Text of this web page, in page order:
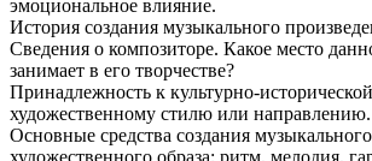
эмоциональное влияние.
История создания музыкального
Сведения о композиторе. Какое место
занимает в его творчестве?
Принадлежность к культурно-
художественному стилю или направлению.
Основные средства создания музыкального
художественного образа: ритм, мелодия,